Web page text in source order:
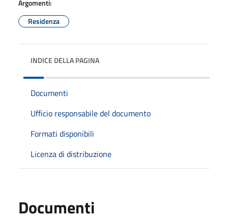
Argomenti:
Residenza
INDICE DELLA PAGINA
Documenti
Ufficio responsabile del documento
Formati disponibili
Licenza di distribuzione
Documenti